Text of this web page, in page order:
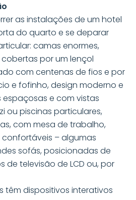
as instalações de um hotel
do quarto e se deparar
camas enormes,
por um lençol
com centenas de fios e por
e fofinho, design moderno e
e com vistas
ou piscinas particulares,
com mesa de trabalho,
– algumas
sofás, posicionadas de
de televisão de LCD ou, por
têm dispositivos interativos